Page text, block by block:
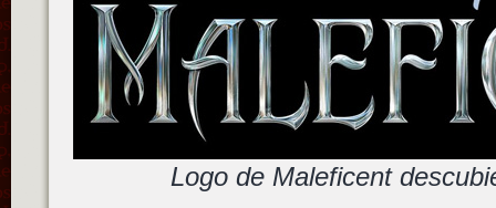
Logo de Maleficent